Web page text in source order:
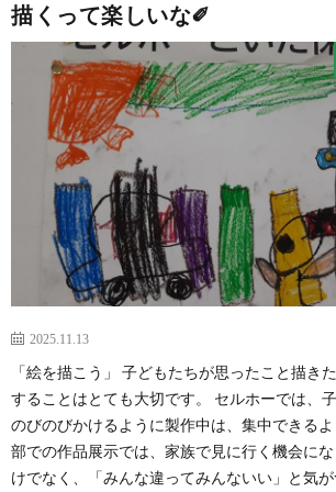
描くって楽しいな✐
2025.11.13
「絵を描こう」 子どもたちが思ったこと描き
することはとても大切です。 セルホーでは、
のびのびかけるように製作中は、集中できる
部での作品展示では、家族で見に行く機会に
けでなく、「みんな違ってみんないい」と気